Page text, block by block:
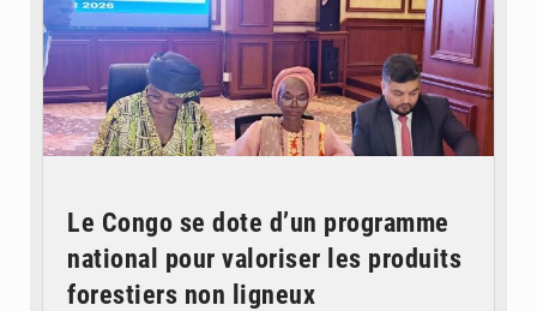
Le Congo se dote d’un programme
national pour valoriser les produits
forestiers non ligneux